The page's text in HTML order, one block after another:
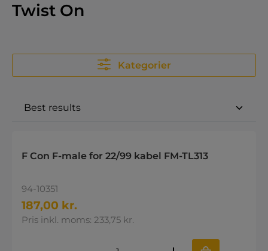
Twist On
Kategorier
F Con F-male for 22/99 kabel FM-TL313
94-10351
187,00 kr.
Pris inkl. moms: 233,75 kr.